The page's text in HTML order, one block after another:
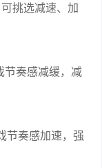
挑选减速、加
节奏感减缓，减
节奏感加速，强